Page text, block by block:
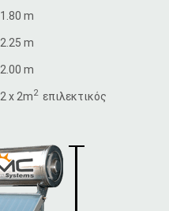
1.80 m
2.25 m
2.00 m
2 x 2m2επιλεκτικός